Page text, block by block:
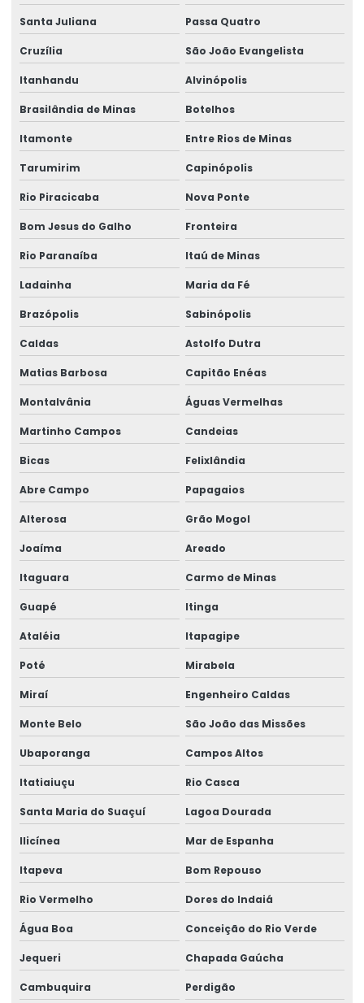
Santa Juliana Passa Quatro
Cruzília São João Evangelista
Itanhandu Alvinópolis
Brasilândia de Minas Botelhos
Itamonte Entre Rios de Minas
Tarumirim Capinópolis
Rio Piracicaba Nova Ponte
Bom Jesus do Galho Fronteira
Rio Paranaíba Itaú de Minas
Ladainha Maria da Fé
Brazópolis Sabinópolis
Caldas Astolfo Dutra
Matias Barbosa Capitão Enéas
Montalvânia Águas Vermelhas
Martinho Campos Candeias
Bicas Felixlândia
Abre Campo Papagaios
Alterosa Grão Mogol
Joaíma Areado
Itaguara Carmo de Minas
Guapé Itinga
Ataléia Itapagipe
Poté Mirabela
Miraí Engenheiro Caldas
Monte Belo São João das Missões
Ubaporanga Campos Altos
Itatiaiuçu Rio Casca
Santa Maria do Suaçuí Lagoa Dourada
Ilicínea Mar de Espanha
Itapeva Bom Repouso
Rio Vermelho Dores do Indaiá
Água Boa Conceição do Rio Verde
Jequeri Chapada Gaúcha
Cambuquira Perdigão